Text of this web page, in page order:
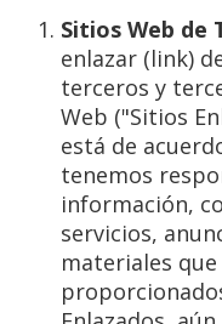
Sitios Web de
enlazar (link)
terceros y
Web ("Sitios
está de
tenemos
información,
servicios,
materiales